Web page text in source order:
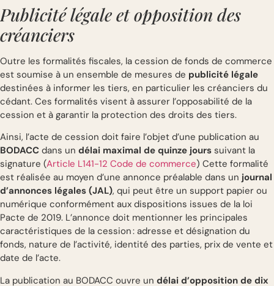
Publicité légale et opposition des
créanciers
Outre les formalités fiscales, la cession de fonds de commerce
est soumise à un ensemble de mesures de publicité légale
destinées à informer les tiers, en particulier les créanciers du
cédant. Ces formalités visent à assurer l’opposabilité de la
cession et à garantir la protection des droits des tiers.
Ainsi, l’acte de cession doit faire l’objet d’une publication au
BODACC dans un délai maximal de quinze jours suivant la
signature (Article L141-12 Code de commerce) Cette formalité
est réalisée au moyen d’une annonce préalable dans un journal
d’annonces légales (JAL), qui peut être un support papier ou
numérique conformément aux dispositions issues de la loi
Pacte de 2019. L’annonce doit mentionner les principales
caractéristiques de la cession : adresse et désignation du
fonds, nature de l’activité, identité des parties, prix de vente et
date de l’acte.
La publication au BODACC ouvre un délai d’opposition de dix